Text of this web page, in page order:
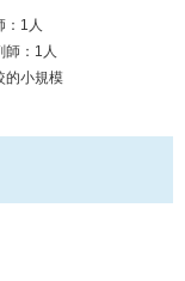
：1人
師：1人
的小規模